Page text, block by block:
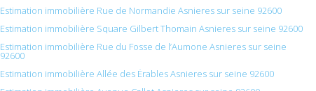
Estimation immobilière Rue de Normandie Asnieres sur seine 92600
Estimation immobilière Square Gilbert Thomain Asnieres sur seine 92600
Estimation immobilière Rue du Fosse de l’Aumone Asnieres sur seine
92600
Estimation immobilière Allée des Érables Asnieres sur seine 92600